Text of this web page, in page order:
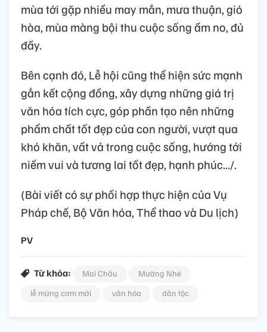
mùa tới gặp nhiều may mắn, mưa thuận, gió
hòa, mùa màng bội thu cuộc sống ấm no, đủ
đầy.
Bên cạnh đó, Lễ hội cũng thể hiện sức mạnh
gắn kết cộng đồng, xây dựng những giá trị
văn hóa tích cực, góp phần tạo nên những
phẩm chất tốt đẹp của con người, vượt qua
khó khăn, vất vả trong cuộc sống, hướng tới
niềm vui và tương lai tốt đẹp, hạnh phúc.../.
(Bài viết có sự phối hợp thực hiện của Vụ
Pháp chế, Bộ Văn hóa, Thể thao và Du lịch)
PV
Từ khóa: Mai Châu
Mường Nhé
lễ mừng cơm mới
văn hóa dân tộc